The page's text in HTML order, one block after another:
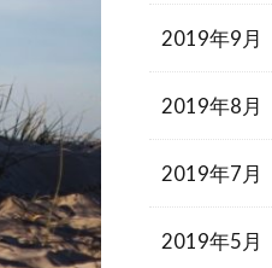
2019年9月
2019年8月
2019年7月
2019年5月